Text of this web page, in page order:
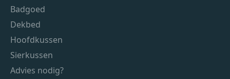
Badgoed
Dekbed
Hoofdkussen
Sierkussen
Advies nodig?